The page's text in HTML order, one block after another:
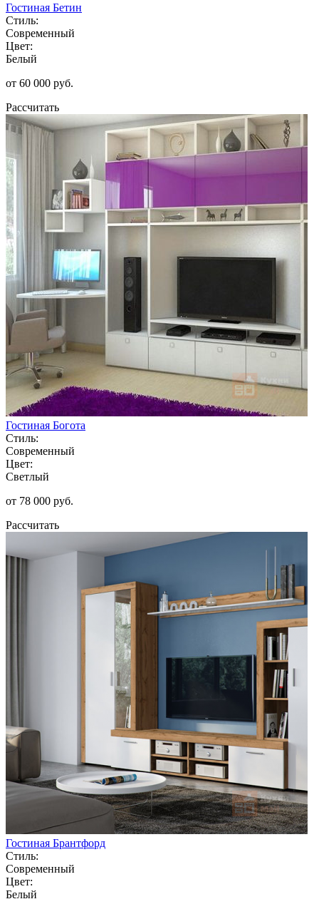
Гостиная Бетин
Стиль:
Современный
Цвет:
Белый
от 60 000 руб.
Рассчитать
Гостиная Богота
Стиль:
Современный
Цвет:
Светлый
от 78 000 руб.
Рассчитать
Гостиная Брантфорд
Стиль:
Современный
Цвет:
Белый